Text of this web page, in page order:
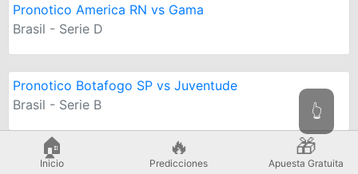
Pronotico America RN vs Gama
Brasil - Serie D
Pronotico Botafogo SP vs Juventude
Brasil - Serie B
Pronotico Internacional vs Cruzeiro
👆
🏠
Inicio
🔥
Predicciones
🎁
Apuesta Gratuita